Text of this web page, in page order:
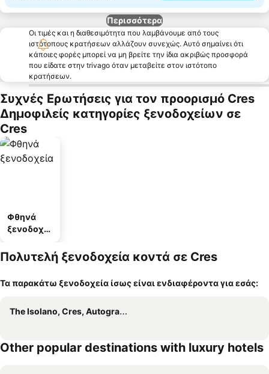
Περισσότερα
Οι τιμές και η διαθεσιμότητα που λαμβάνουμε από τους
ιστότοπους κρατήσεων αλλάζουν συνεχώς. Αυτό σημαίνει ότι
κάποιες φορές μπορεί να μη βρείτε την ίδια ακριβώς προσφορά
που είδατε στην trivago όταν μεταβείτε στον ιστότοπο
κρατήσεων.
Συχνές Ερωτήσεις για τον προορισμό Cres
Δημοφιλείς κατηγορίες ξενοδοχείων σε
Cres
Φθηνά
ξενοδοχεί
Πολυτελή ξενοδοχεία κοντά σε Cres
Τα παρακάτω ξενοδοχεία ίσως είναι ενδιαφέροντα για εσάς:
The Isolano, Cres, Autograph Collection
Other popular destinations with luxury hotels